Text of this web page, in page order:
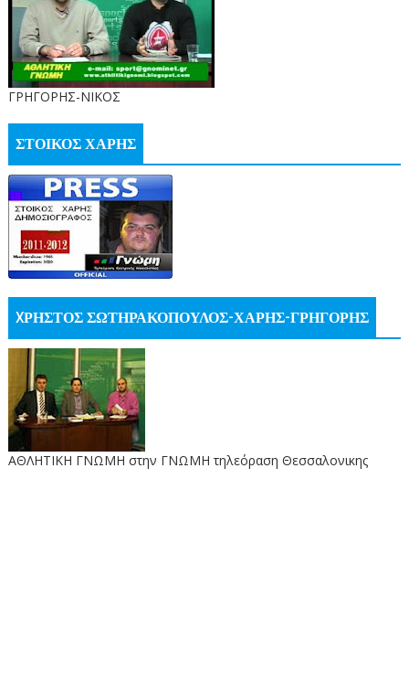
ΓΡΗΓΟΡΗΣ-ΝΙΚΟΣ
ΣΤΟΙΚΟΣ ΧΑΡΗΣ
XΡΗΣΤΟΣ ΣΩΤΗΡΑΚΟΠΟΥΛΟΣ-ΧΑΡΗΣ-ΓΡΗΓΟΡΗΣ
ΑΘΛΗΤΙΚΗ ΓΝΩΜΗ στην ΓΝΩΜΗ τηλεόραση Θεσσαλονικης